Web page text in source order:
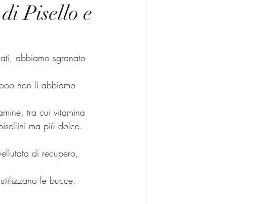
Pisello e
abbiamo sgranato
non li abbiamo
tra cui vitamina
ma più dolce.
di recupero,
le bucce.